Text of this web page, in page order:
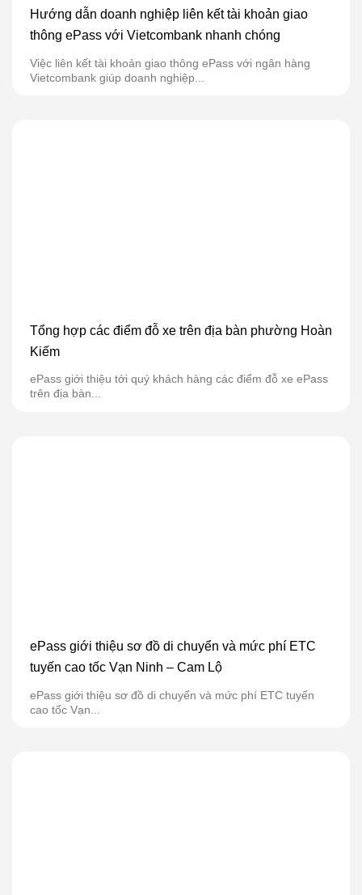
Hướng dẫn doanh nghiệp liên kết tài khoản giao
thông ePass với Vietcombank nhanh chóng
Việc liên kết tài khoản giao thông ePass với ngân hàng
Vietcombank giúp doanh nghiệp...
Tổng hợp các điểm đỗ xe trên địa bàn phường Hoàn
Kiếm
ePass giới thiệu tới quý khách hàng các điểm đỗ xe ePass
trên địa bàn...
ePass giới thiệu sơ đồ di chuyển và mức phí ETC
tuyến cao tốc Vạn Ninh – Cam Lộ
ePass giới thiệu sơ đồ di chuyển và mức phí ETC tuyến
cao tốc Vạn...